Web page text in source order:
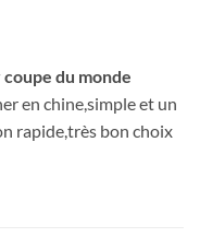
du monde
en chine,simple et un
rapide,très bon choix